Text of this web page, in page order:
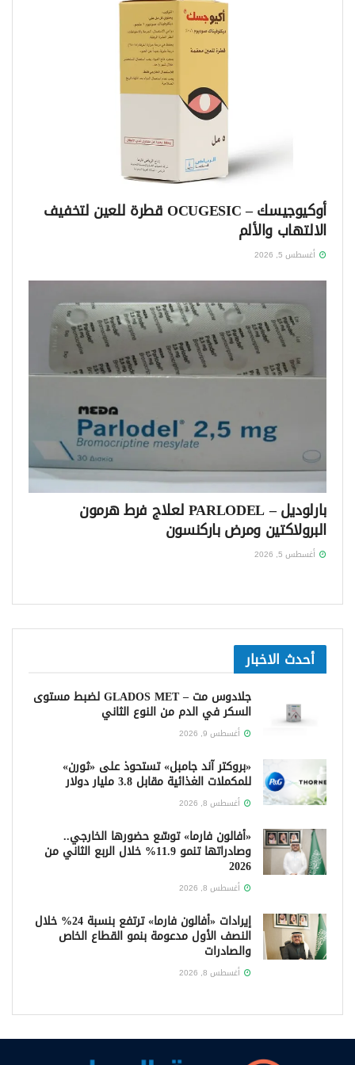
أوكيوجيسك – OCUGESIC قطرة للعين لتخفيف
الالتهاب والألم
أغسطس 5, 2026
بارلوديل – PARLODEL لعلاج فرط هرمون
البرولاكتين ومرض باركنسون
أغسطس 5, 2026
أحدث الاخبار
جلادوس مت – GLADOS MET لضبط مستوى
السكر في الدم من النوع الثاني
أغسطس 9, 2026
«بروكتر آند جامبل» تستحوذ على «ثورن»
للمكملات الغذائية مقابل 3.8 مليار دولار
أغسطس 8, 2026
«أفالون فارما» توسّع حضورها الخارجي..
وصادراتها تنمو 11.9% خلال الربع الثاني من
2026
أغسطس 8, 2026
إيرادات «أفالون فارما» ترتفع بنسبة 24% خلال
النصف الأول مدعومة بنمو القطاع الخاص
والصادرات
أغسطس 8, 2026